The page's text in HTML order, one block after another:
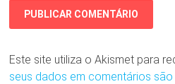
Este site utiliza o Akismet para
seus dados em comentários